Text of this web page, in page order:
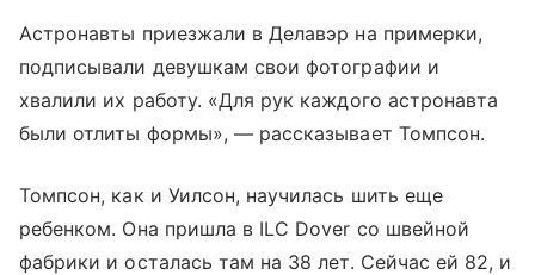
Астронавты приезжали в Делавэр на примерки,
подписывали девушкам свои фотографии и
хвалили их работу. «Для рук каждого астронавта
были отлиты формы», — рассказывает Томпсон.
Томпсон, как и Уилсон, научилась шить еще
ребенком. Она пришла в ILC Dover со швейной
фабрики и осталась там на 38 лет. Сейчас ей 82, и